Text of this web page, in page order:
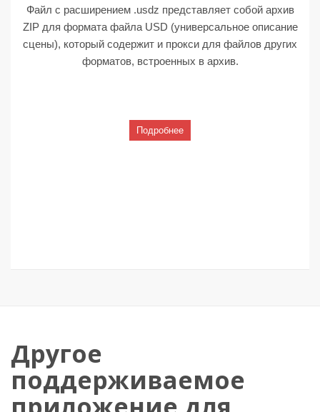
Файл с расширением .usdz представляет собой архив
ZIP для формата файла USD (универсальное описание
сцены), который содержит и прокси для файлов других
форматов, встроенных в архив.
Подробнее
Другое
поддерживаемое